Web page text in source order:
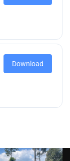
Download